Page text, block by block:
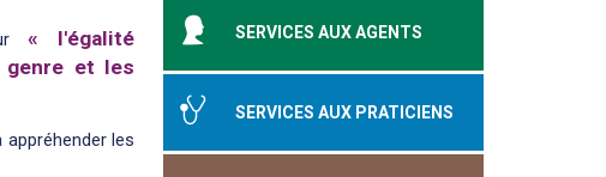
SERVICES AUX AGENTS
SERVICES AUX PRATICIENS
« l'égalité
et les
les